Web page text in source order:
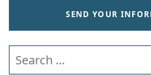
SEND YOUR
Search our website